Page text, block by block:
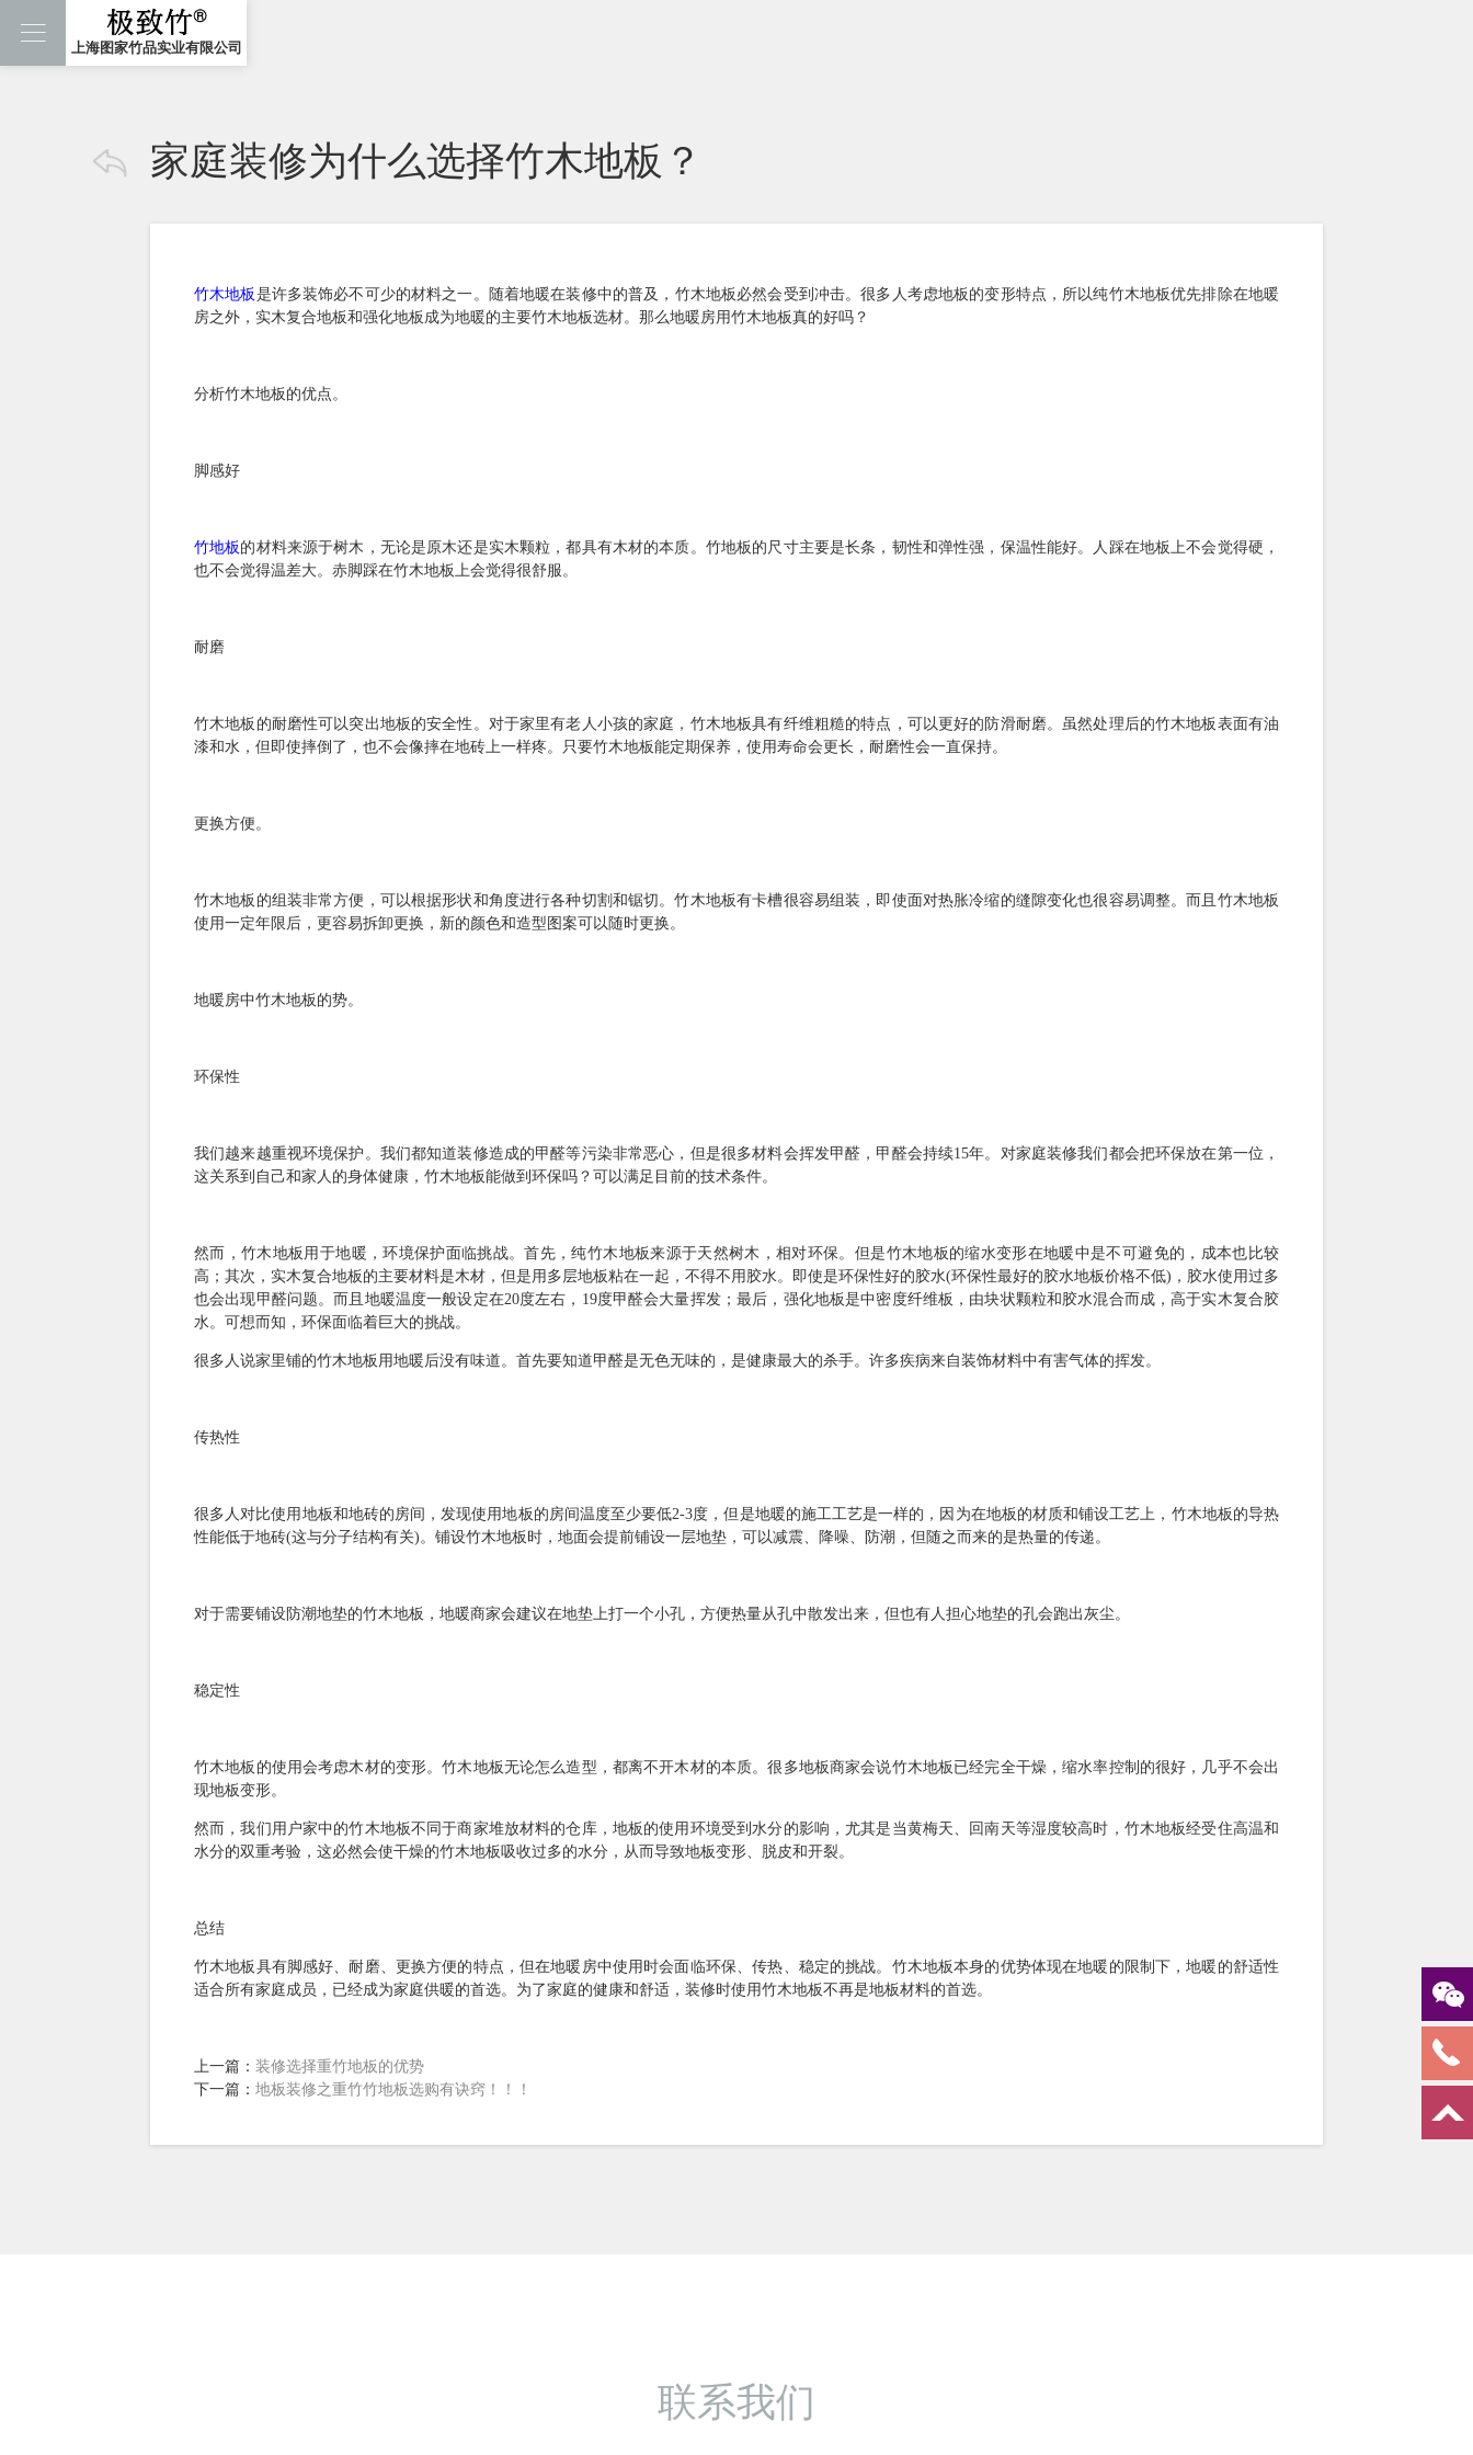
 上海图家竹品实业有限公司
家庭装修为什么选择竹木地板？

竹木地板 是许多装饰必不可少的材料之一。随着地暖在装修中的普及，竹木地板必然会受到冲击。很多人考虑地板的变形特点，所以纯竹木地板优先排除在地暖
房之外，实木复合地板和强化地板成为地暖的主要竹木地板选材。那么地暖房用竹木地板真的好吗？
分析竹木地板的优点。
脚感好
竹地板 的材料来源于树木，无论是原木还是实木颗粒，都具有木材的本质。竹地板的尺寸主要是长条，韧性和弹性强，保温性能好。人踩在地板上不会觉得硬，
也不会觉得温差大。赤脚踩在竹木地板上会觉得很舒服。
耐磨
竹木地板的耐磨性可以突出地板的安全性。对于家里有老人小孩的家庭，竹木地板具有纤维粗糙的特点，可以更好的防滑耐磨。虽然处理后的竹木地板表面有油
漆和水，但即使摔倒了，也不会像摔在地砖上一样疼。只要竹木地板能定期保养，使用寿命会更长，耐磨性会一直保持。
更换方便。
竹木地板的组装非常方便，可以根据形状和角度进行各种切割和锯切。竹木地板有卡槽很容易组装，即使面对热胀冷缩的缝隙变化也很容易调整。而且竹木地板
使用一定年限后，更容易拆卸更换，新的颜色和造型图案可以随时更换。
地暖房中竹木地板的势。
环保性
我们越来越重视环境保护。我们都知道装修造成的甲醛等污染非常恶心，但是很多材料会挥发甲醛，甲醛会持续15年。对家庭装修我们都会把环保放在第一位，
这关系到自己和家人的身体健康，竹木地板能做到环保吗？可以满足目前的技术条件。
然而，竹木地板用于地暖，环境保护面临挑战。首先，纯竹木地板来源于天然树木，相对环保。但是竹木地板的缩水变形在地暖中是不可避免的，成本也比较
高；其次，实木复合地板的主要材料是木材，但是用多层地板粘在一起，不得不用胶水。即使是环保性好的胶水(环保性最好的胶水地板价格不低)，胶水使用过多
也会出现甲醛问题。而且地暖温度一般设定在20度左右，19度甲醛会大量挥发；最后，强化地板是中密度纤维板，由块状颗粒和胶水混合而成，高于实木复合胶
水。可想而知，环保面临着巨大的挑战。
很多人说家里铺的竹木地板用地暖后没有味道。首先要知道甲醛是无色无味的，是健康最大的杀手。许多疾病来自装饰材料中有害气体的挥发。
传热性
很多人对比使用地板和地砖的房间，发现使用地板的房间温度至少要低2-3度，但是地暖的施工工艺是一样的，因为在地板的材质和铺设工艺上，竹木地板的导热
性能低于地砖(这与分子结构有关)。铺设竹木地板时，地面会提前铺设一层地垫，可以减震、降噪、防潮，但随之而来的是热量的传递。
对于需要铺设防潮地垫的竹木地板，地暖商家会建议在地垫上打一个小孔，方便热量从孔中散发出来，但也有人担心地垫的孔会跑出灰尘。
稳定性
竹木地板的使用会考虑木材的变形。竹木地板无论怎么造型，都离不开木材的本质。很多地板商家会说竹木地板已经完全干燥，缩水率控制的很好，几乎不会出
现地板变形。
然而，我们用户家中的竹木地板不同于商家堆放材料的仓库，地板的使用环境受到水分的影响，尤其是当黄梅天、回南天等湿度较高时，竹木地板经受住高温和
水分的双重考验，这必然会使干燥的竹木地板吸收过多的水分，从而导致地板变形、脱皮和开裂。
总结
竹木地板具有脚感好、耐磨、更换方便的特点，但在地暖房中使用时会面临环保、传热、稳定的挑战。竹木地板本身的优势体现在地暖的限制下，地暖的舒适性
适合所有家庭成员，已经成为家庭供暖的首选。为了家庭的健康和舒适，装修时使用竹木地板不再是地板材料的首选。
上一篇： 装修选择重竹地板的优势
下一篇： 地板装修之重竹竹地板选购有诀窍！！！
联系我们